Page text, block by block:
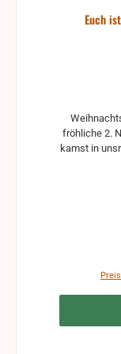
Euch
fröhliche 2.
kamst in
Hirten,